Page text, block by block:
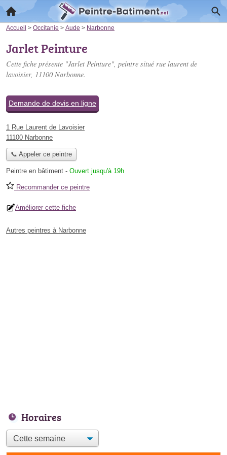
Accueil > Occitanie > Aude > Narbonne
Jarlet Peinture
Cette fiche présente "Jarlet Peinture", peintre situé rue laurent de
lavoisier, 11100 Narbonne.
Demande de devis en ligne
1 Rue Laurent de Lavoisier
11100 Narbonne
📞 Appeler ce peintre
Peintre en bâtiment - Ouvert jusqu'à 19h
Recommander ce peintre
Améliorer cette fiche
Autres peintres à Narbonne
Horaires